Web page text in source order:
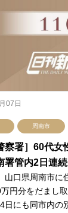
07日
周南市
察署］60代
管内2日連続
口県周南市に
円分をだまし
日にも同市内の